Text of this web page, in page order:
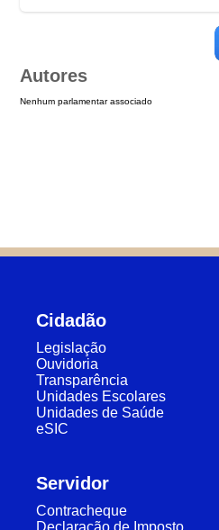
Autores
Nenhum parlamentar associado
Cidadão
Legislação
Ouvidoria
Transparência
Unidades Escolares
Unidades de Saúde
eSIC
Servidor
Contracheque
Declaração de Imposto